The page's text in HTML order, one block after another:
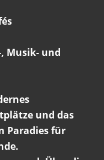
Musik- und
und das
Paradies für